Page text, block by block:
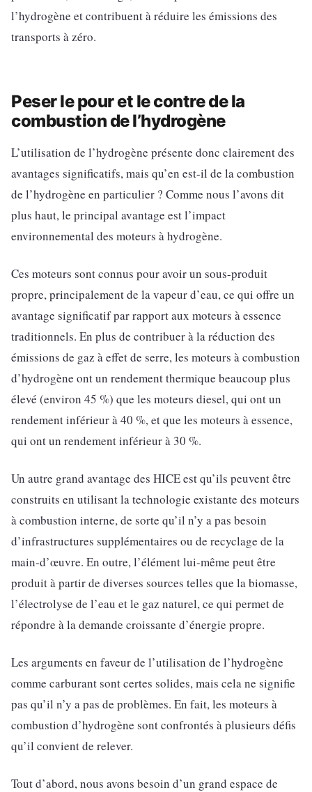
l’hydrogène et contribuent à réduire les émissions des
transports à zéro.
Peser le pour et le contre de la
combustion de l’hydrogène
L’utilisation de l’hydrogène présente donc clairement des
avantages significatifs, mais qu’en est-il de la combustion
de l’hydrogène en particulier ? Comme nous l’avons dit
plus haut, le principal avantage est l’impact
environnemental des moteurs à hydrogène.
Ces moteurs sont connus pour avoir un sous-produit
propre, principalement de la vapeur d’eau, ce qui offre un
avantage significatif par rapport aux moteurs à essence
traditionnels. En plus de contribuer à la réduction des
émissions de gaz à effet de serre, les moteurs à combustion
d’hydrogène ont un rendement thermique beaucoup plus
élevé (environ 45 %) que les moteurs diesel, qui ont un
rendement inférieur à 40 %, et que les moteurs à essence,
qui ont un rendement inférieur à 30 %.
Un autre grand avantage des HICE est qu’ils peuvent être
construits en utilisant la technologie existante des moteurs
à combustion interne, de sorte qu’il n’y a pas besoin
d’infrastructures supplémentaires ou de recyclage de la
main-d’œuvre. En outre, l’élément lui-même peut être
produit à partir de diverses sources telles que la biomasse,
l’électrolyse de l’eau et le gaz naturel, ce qui permet de
répondre à la demande croissante d’énergie propre.
Les arguments en faveur de l’utilisation de l’hydrogène
comme carburant sont certes solides, mais cela ne signifie
pas qu’il n’y a pas de problèmes. En fait, les moteurs à
combustion d’hydrogène sont confrontés à plusieurs défis
qu’il convient de relever.
Tout d’abord, nous avons besoin d’un grand espace de